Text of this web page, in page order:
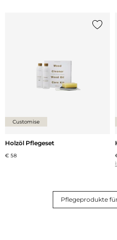
Customise
Holzöl Pflegeset
€ 58
Pflegeprodukte